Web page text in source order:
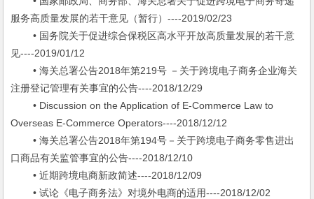
服务高质量发展的若干意见（暂行）----2019/02/23
• 国务院关于促进综合保税区高水平开放高质量发展的若干意
见----2019/01/12
• 海关总署公告2018年第219号 －关于跨境电子商务企业海关
注册登记管理有关事宜的公告----2018/12/29
• Discussion on the Application of E-Commerce Law to
Overseas E-Commerce Operators----2018/12/12
• 海关总署公告2018年第194号－关于跨境电子商务零售进出
口商品有关监管事宜的公告----2018/12/10
• 近期跨境电商新政简述----2018/12/09
• 试论《电子商务法》对境外电商的适用----2018/12/02